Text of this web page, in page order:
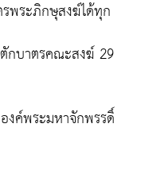
พระภิกษุสงฆ์ได้ทุก
ตักบาตรคณะสงฆ์ 29
งค์พระมหาจักพรรดิ์